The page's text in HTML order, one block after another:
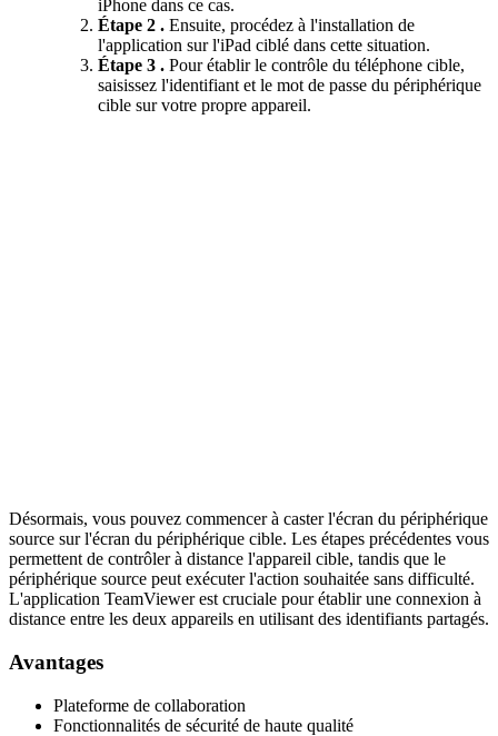
iPhone dans ce cas.
Étape 2 . Ensuite, procédez à l'installation de
l'application sur l'iPad ciblé dans cette situation.
Étape 3 . Pour établir le contrôle du téléphone cible,
saisissez l'identifiant et le mot de passe du périphérique
cible sur votre propre appareil.
Désormais, vous pouvez commencer à caster l'écran du périphérique
source sur l'écran du périphérique cible. Les étapes précédentes vous
permettent de contrôler à distance l'appareil cible, tandis que le
périphérique source peut exécuter l'action souhaitée sans difficulté.
L'application TeamViewer est cruciale pour établir une connexion à
distance entre les deux appareils en utilisant des identifiants partagés.
Avantages
Plateforme de collaboration
Fonctionnalités de sécurité de haute qualité